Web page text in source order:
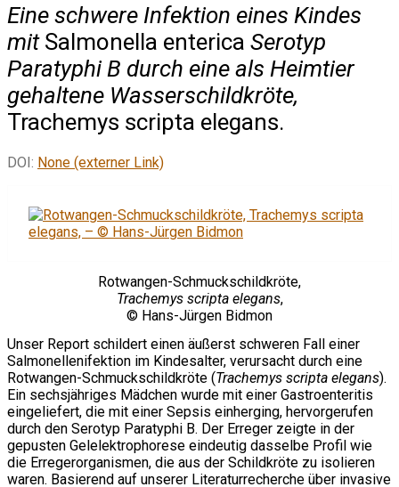
Eine schwere Infektion eines Kindes
mit Salmonella enterica Serotyp
Paratyphi B durch eine als Heimtier
gehaltene Wasserschildkröte,
Trachemys scripta elegans.
DOI: None (externer Link)
Rotwangen-Schmuckschildkröte,
Trachemys scripta elegans,
© Hans-Jürgen Bidmon
Unser Report schildert einen äußerst schweren Fall einer
Salmonellenifektion im Kindesalter, verursacht durch eine
Rotwangen-Schmuckschildkröte (Trachemys scripta elegans).
Ein sechsjähriges Mädchen wurde mit einer Gastroenteritis
eingeliefert, die mit einer Sepsis einherging, hervorgerufen
durch den Serotyp Paratyphi B. Der Erreger zeigte in der
gepusten Gelelektrophorese eindeutig dasselbe Profil wie
die Erregerorganismen, die aus der Schildkröte zu isolieren
waren. Basierend auf unserer Literaturrecherche über invasive